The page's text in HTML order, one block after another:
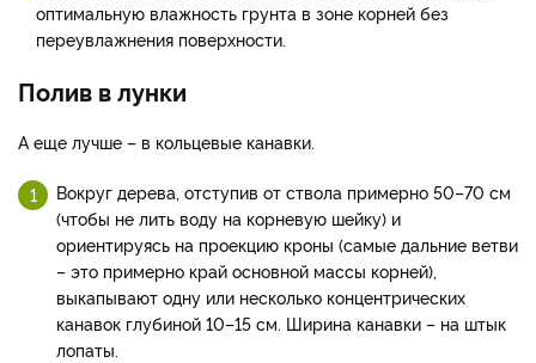
оптимальную влажность грунта в зоне корней без
переувлажнения поверхности.
Полив в лунки
А еще лучше – в кольцевые канавки.
Вокруг дерева, отступив от ствола примерно 50–70 см
(чтобы не лить воду на корневую шейку) и
ориентируясь на проекцию кроны (самые дальние ветви
– это примерно край основной массы корней),
выкапывают одну или несколько концентрических
канавок глубиной 10–15 см. Ширина канавки – на штык
лопаты.